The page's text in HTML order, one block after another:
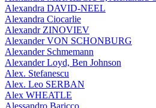
Alexandra DAVID-NEEL
Alexandra Ciocarlie
Alexandr ZINOVIEV
Alexander VON SCHONBURG
Alexander Schmemann
Alexander Loyd, Ben Johnson
Alex. Stefanescu
Alex. Leo SERBAN
Alex WHEATLE
Alessandro Baricco